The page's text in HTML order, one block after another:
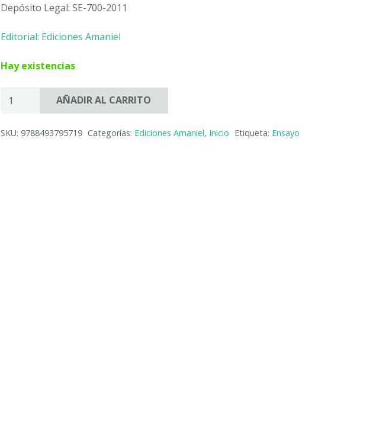
Depósito Legal: SE-700-2011
Editorial: Ediciones Amaniel
Hay existencias
RINCON
LAS
AÑADIR AL CARRITO
SKU: 9788493795719 Categorías: Ediciones Amaniel, Inicio Etiqueta: Ensayo